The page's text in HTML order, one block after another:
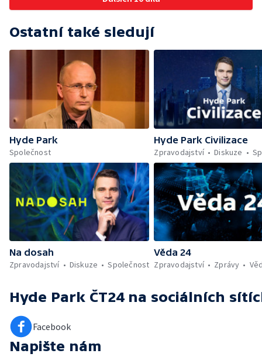
Ostatní také sledují
Hyde Park
Společnost
Hyde Park Civilizace
Zpravodajství
Diskuze
Na dosah
Zpravodajství
Diskuze Společnost
Věda 24
Zpravodajství
Zprávy
Hyde Park ČT24 na sociálních
Facebook
Napište nám